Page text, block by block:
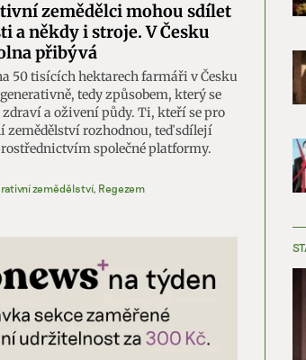
zemědělci mohou sdílet
a někdy i stroje. V Česku
přibývá
50 tisících hektarech farmáři v Česku
tedy způsobem, který se
a oživení půdy. Ti, kteří se pro
zemědělství rozhodnou, teď sdílejí
společné platformy.
zemědělství, Regezem